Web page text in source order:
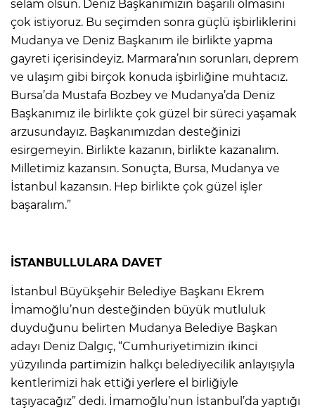
selam olsun. Deniz Başkanımızın başarılı olmasını
çok istiyoruz. Bu seçimden sonra güçlü işbirliklerini
Mudanya ve Deniz Başkanım ile birlikte yapma
gayreti içerisindeyiz. Marmara’nın sorunları, deprem
ve ulaşım gibi birçok konuda işbirliğine muhtacız.
Bursa’da Mustafa Bozbey ve Mudanya’da Deniz
Başkanımız ile birlikte çok güzel bir süreci yaşamak
arzusundayız. Başkanımızdan desteğinizi
esirgemeyin. Birlikte kazanın, birlikte kazanalım.
Milletimiz kazansın. Sonuçta, Bursa, Mudanya ve
İstanbul kazansın. Hep birlikte çok güzel işler
başaralım.”
İSTANBULLULARA DAVET
İstanbul Büyükşehir Belediye Başkanı Ekrem
İmamoğlu’nun desteğinden büyük mutluluk
duyduğunu belirten Mudanya Belediye Başkan
adayı Deniz Dalgıç, “Cumhuriyetimizin ikinci
yüzyılında partimizin halkçı belediyecilik anlayışıyla
kentlerimizi hak ettiği yerlere el birliğiyle
taşıyacağız” dedi. İmamoğlu’nun İstanbul’da yaptığı